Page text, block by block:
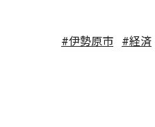
#伊勢原市 #経済